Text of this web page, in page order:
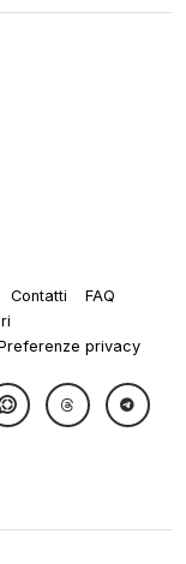
Contatti
FAQ
privacy